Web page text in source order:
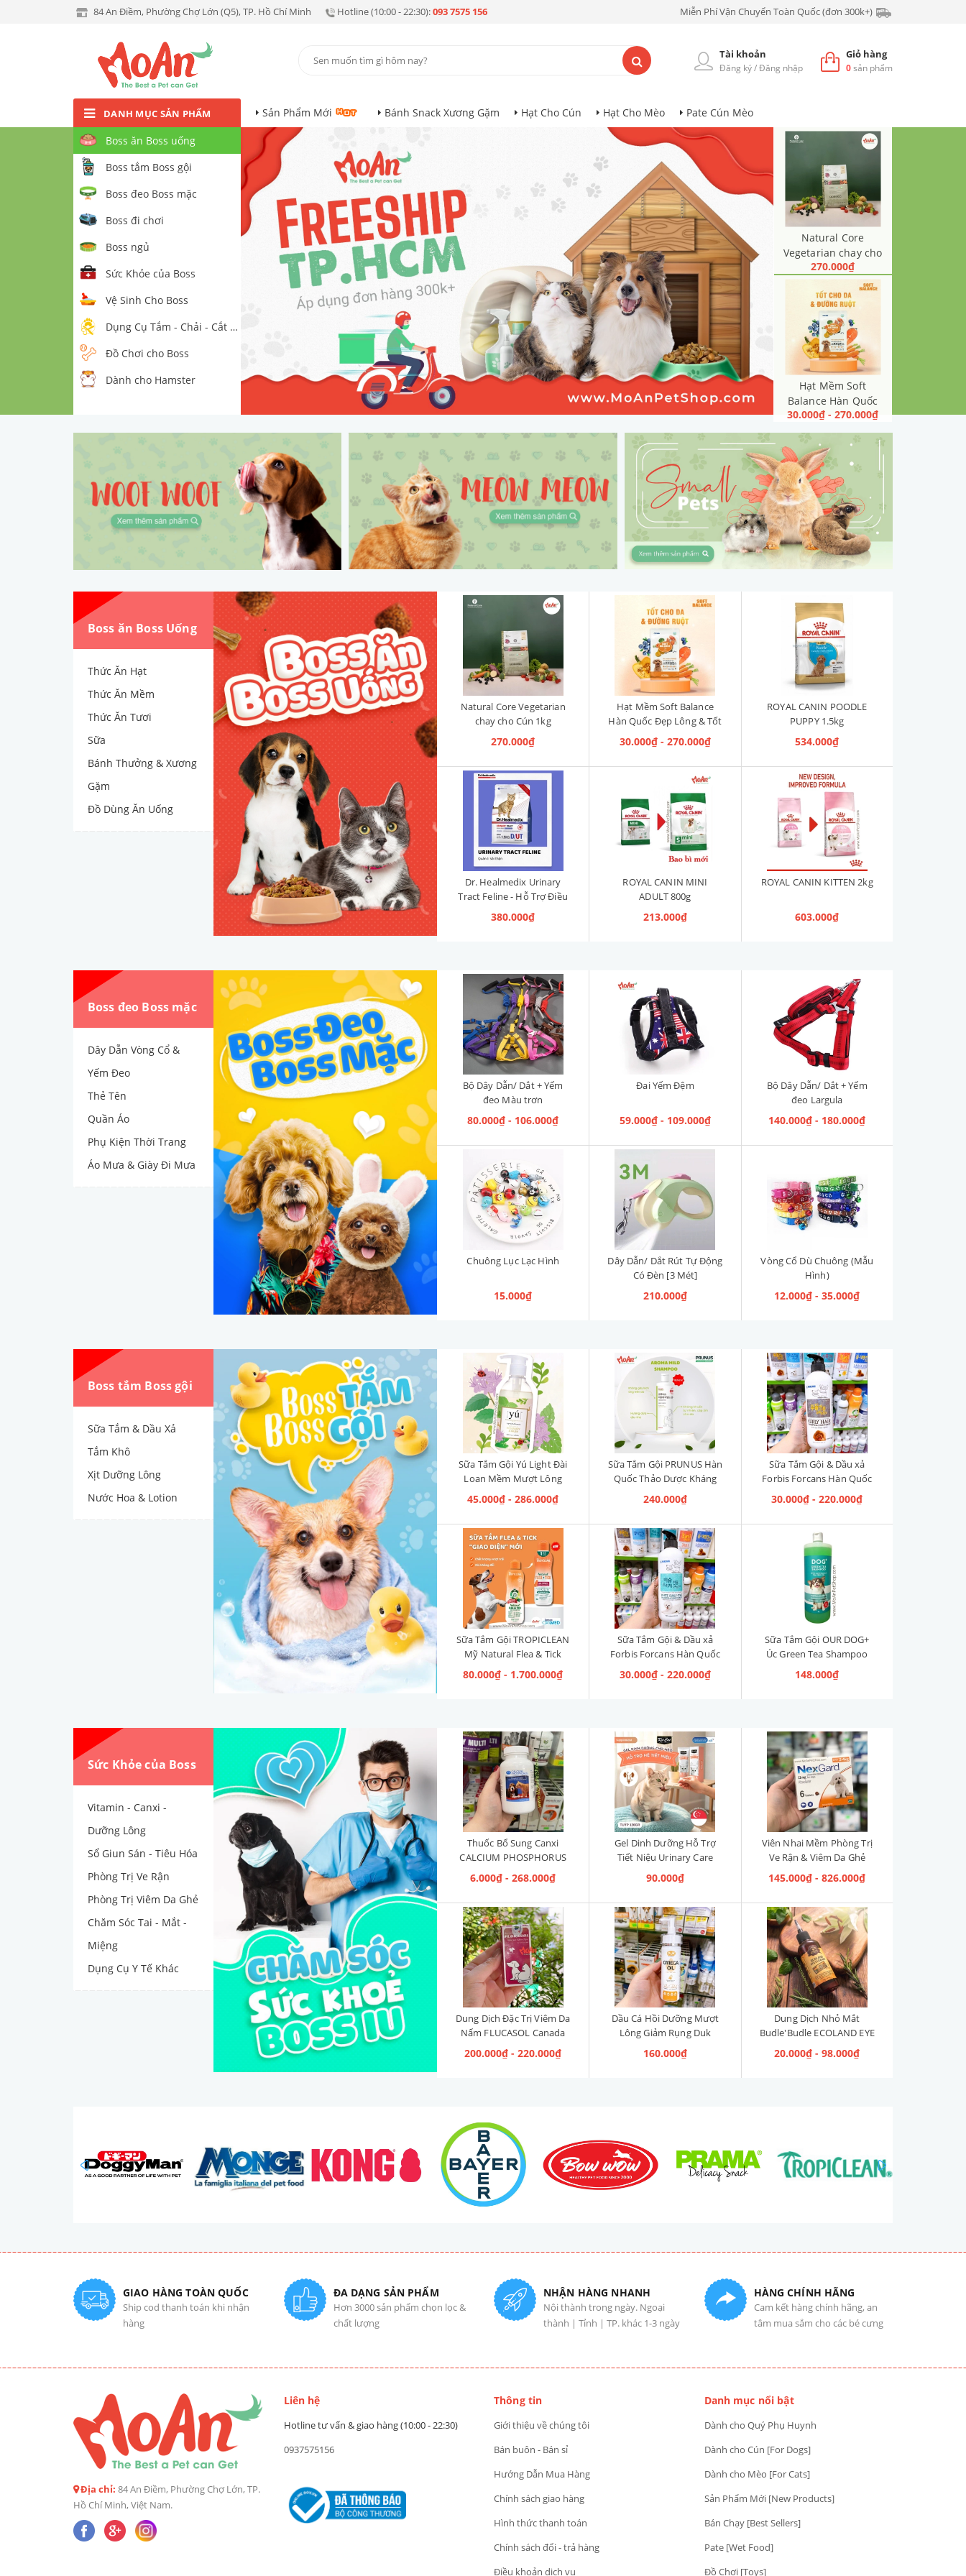
84 An Điềm, Phường Chợ Lớn (Q5), TP. Hồ Chí Minh Hotline (10:00 - 22:30):093 7575 156 Miễn Phí Vận Chuyển Toàn Quốc (đơn 300k+)
Giỏ hàng
0sản phẩm
Tài khoản
Đăng ký/Đăng nhập
DANH MỤC SẢN PHẨM Sản Phẩm Mới Bánh Snack Xương Gặm Hạt Cho Cún Hạt Cho Mèo Pate Cún Mèo
Boss ăn Boss uống
Natural Core
Vegetarian chay cho
Cún 1kg
270.000₫
Hạt Mềm Soft
Balance Hàn Quốc
Đẹp Lông & Tốt Cho
Đường Ruột 1.2kg
[Cá Hồi, Cún Mọi Độ
Tuổi]
30.000₫ - 270.000₫
Boss tắm Boss gội
Boss đeo Boss mặc
Boss đi chơi
Boss ngủ
Sức Khỏe của Boss
Vệ Sinh Cho Boss
Dụng Cụ Tắm - Chải - Cắt - Sấy
Đồ Chơi cho Boss
Dành cho Hamster
Boss ăn Boss Uống
Thức Ăn Hạt
Thức Ăn Mềm
Thức Ăn Tươi
Sữa
Bánh Thưởng & Xương
Gặm
Đồ Dùng Ăn Uống
Natural Core Vegetarian
chay cho Cún 1kg
270.000₫
Hạt Mềm Soft Balance
Hàn Quốc Đẹp Lông & Tốt
Cho Đường Ruột 1.2kg [Cá
Hồi, Cún Mọi Độ Tuổi]
30.000₫ - 270.000₫
ROYAL CANIN POODLE
PUPPY 1.5kg
534.000₫
Dr. Healmedix Urinary
Tract Feline - Hỗ Trợ Điều
Trị Sỏi Thận & Giảm Stress
cho Mèo 1.5kg
380.000₫
ROYAL CANIN MINI
ADULT 800g
213.000₫
ROYAL CANIN KITTEN 2kg
603.000₫
Boss đeo Boss mặc
Dây Dẫn Vòng Cổ &
Yếm Đeo
Thẻ Tên
Quần Áo
Phụ Kiện Thời Trang
Áo Mưa & Giày Đi Mưa
Bộ Dây Dẫn/ Dắt + Yếm
đeo Màu trơn
80.000₫ - 106.000₫
Đai Yếm Đệm
59.000₫ - 109.000₫
Bộ Dây Dẫn/ Dắt + Yếm
đeo Largula
140.000₫ - 180.000₫
Chuông Lục Lạc Hình
15.000₫
Dây Dẫn/ Dắt Rút Tự Động
Có Đèn [3 Mét]
210.000₫
Vòng Cổ Dù Chuông (Mẫu
Hình)
12.000₫ - 35.000₫
Boss tắm Boss gội
Sữa Tắm & Dầu Xả
Tắm Khô
Xịt Dưỡng Lông
Nước Hoa & Lotion
Sữa Tắm Gội Yú Light Đài
Loan Mềm Mượt Lông
Rosemary & Musk [Hương
Thảo & Xạ Hương]
45.000₫ - 286.000₫
Sữa Tắm Gội PRUNUS Hàn
Quốc Thảo Dược Kháng
Khuẩn Aroma Mild
Shampoo 500ml
240.000₫
Sữa Tắm Gội & Dầu xả
Forbis Forcans Hàn Quốc
Curly Hair [Lông xoăn]
30.000₫ - 220.000₫
Sữa Tắm Gội TROPICLEAN
Mỹ Natural Flea & Tick
Maximum Strength
[Phòng & Diệt Ve Rận]
80.000₫ - 1.700.000₫
Sữa Tắm Gội & Dầu xả
Forbis Forcans Hàn Quốc
White Curly Coat [Lông
Trắng Xoăn]
30.000₫ - 220.000₫
Sữa Tắm Gội OUR DOG+
Úc Green Tea Shampoo
Trà Xanh 1L
148.000₫
Sức Khỏe của Boss
Vitamin - Canxi -
Dưỡng Lông
Sổ Giun Sán - Tiêu Hóa
Phòng Trị Ve Rận
Phòng Trị Viêm Da Ghẻ
Chăm Sóc Tai - Mắt -
Miệng
Dụng Cụ Y Tế Khác
Thuốc Bổ Sung Canxi
CALCIUM PHOSPHORUS
Mỹ (Hộp 50 viên)
6.000₫ - 268.000₫
Gel Dinh Dưỡng Hỗ Trợ
Tiết Niệu Urinary Care
Cho Mèo KitCat Singapore
120g
90.000₫
Viên Nhai Mềm Phòng Trị
Ve Rận & Viêm Da Ghẻ
NexGard Pháp (2kg-4kg)
145.000₫ - 826.000₫
Dung Dịch Đặc Trị Viêm Da
Nấm FLUCASOL Canada
5ml
200.000₫ - 220.000₫
Dầu Cá Hồi Dưỡng Mượt
Lông Giảm Rụng Duk
Omega Oil 150ml
160.000₫
Dung Dịch Nhỏ Mắt
Budle'Budle ECOLAND EYE
CLEANER Hàn Quốc 120ml
20.000₫ - 98.000₫
prev
GIAO HÀNG TOÀN QUỐC
Ship cod thanh toán khi nhận
hàng
ĐA DẠNG SẢN PHẨM
Hơn 3000 sản phẩm chọn lọc &
chất lượng
NHẬN HÀNG NHANH
Nội thành trong ngày. Ngoại
thành | Tỉnh | TP. khác 1-3 ngày
HÀNG CHÍNH HÃNG
Cam kết hàng chính hãng, an
tâm mua sắm cho các bé cưng
Địa chỉ: 84 An Điềm, Phường Chợ Lớn, TP.
Hồ Chí Minh, Việt Nam.
Liên hệ
Hotline tư vấn & giao hàng (10:00 - 22:30)
0937575156
Thông tin
Giới thiệu về chúng tôi
Bán buôn - Bán sỉ
Hướng Dẫn Mua Hàng
Chính sách giao hàng
Hình thức thanh toán
Chính sách đổi - trả hàng
Điều khoản dịch vụ
Danh mục nổi bật
Dành cho Quý Phụ Huynh
Dành cho Cún [For Dogs]
Dành cho Mèo [For Cats]
Sản Phẩm Mới [New Products]
Bán Chạy [Best Sellers]
Pate [Wet Food]
Đồ Chơi [Toys]